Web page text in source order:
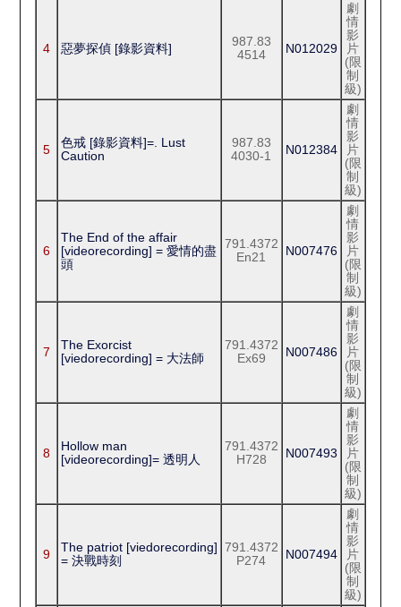
4 惡夢探偵 [錄影資料]
987.83
4514
N012029
劇
情
影
片
(限
制
級)
5
色戒 [錄影資料]=. Lust
Caution
987.83
4030-1
N012384
劇
情
影
片
(限
制
級)
6
The End of the affair
[videorecording] = 愛情的盡
頭
791.4372
En21
N007476
劇
情
影
片
(限
制
級)
7
The Exorcist
[viedorecording] = 大法師
791.4372
Ex69
N007486
劇
情
影
片
(限
制
級)
8
Hollow man
[videorecording]= 透明人
791.4372
H728
N007493
劇
情
影
片
(限
制
級)
9
The patriot [viedorecording]
= 決戰時刻
791.4372
P274
N007494
劇
情
影
片
(限
制
級)